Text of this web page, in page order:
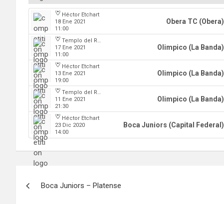
Héctor Etchart
18 Ene 2021
11:00
Obera TC (Obera)
Templo del Rock
17 Ene 2021
11:00
Olimpico (La Banda)
Héctor Etchart
13 Ene 2021
19:00
Olimpico (La Banda)
Templo del Rock
11 Ene 2021
21:30
Olimpico (La Banda)
Héctor Etchart
23 Dic 2020
14:00
Boca Juniors (Capital Federal)
Boca Juniors – Platense